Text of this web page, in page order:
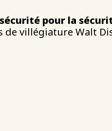
pour la
de villégiature Walt